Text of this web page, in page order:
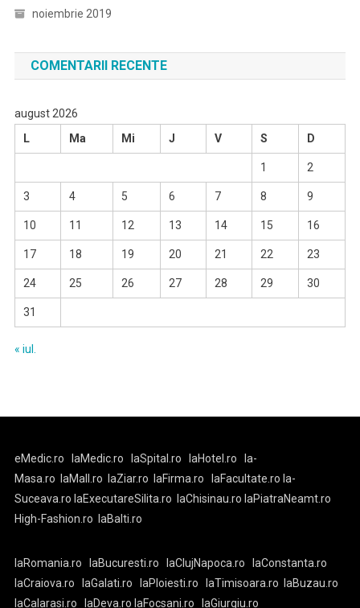
noiembrie 2019
COMENTARII RECENTE
august 2026
L
Ma Mi J V S D
1 2
3 4 5 6 7 8 9
10 11 12 13 14 15 16
17 18 19 20 21 22 23
24 25 26 27 28 29 30
31
« iul.
eMedic.ro laMedic.ro laSpital.ro laHotel.ro
la-
Masa.ro
laMall.ro laZiar.ro laFirma.ro laFacultate.ro la-
Suceava.ro laExecutareSilita.ro laChisinau.ro laPiatraNeamt.ro
High-Fashion.ro
laBalti.ro
laRomania.ro laBucuresti.ro laClujNapoca.ro
laConstanta.ro
laCraiova.ro
laGalati.ro laPloiesti.ro laTimisoara.ro
laBuzau.ro
laCalarasi.ro
laDeva.ro laFocsani.ro laGiurgiu.ro